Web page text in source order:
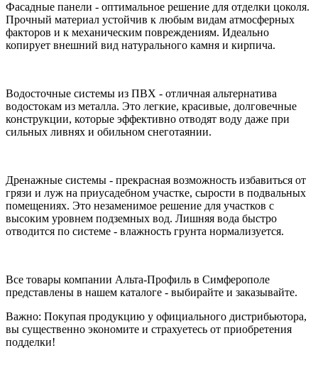
Фасадные панели - оптимальное решение для отделки цоколя.
Прочный материал устойчив к любым видам атмосферных
факторов и к механическим повреждениям. Идеально
копирует внешний вид натурального камня и кирпича.
Водосточные системы из ПВХ - отличная альтернатива
водостокам из металла. Это легкие, красивые, долговечные
конструкции, которые эффективно отводят воду даже при
сильных ливнях и обильном снеготаянии.
Дренажные системы - прекрасная возможность избавиться от
грязи и луж на приусадебном участке, сырости в подвальных
помещениях. Это незаменимое решение для участков с
высоким уровнем подземных вод. Лишняя вода быстро
отводится по системе - влажность грунта нормализуется.
Все товары компании Альта-Профиль в Симферополе
представлены в нашем каталоге - выбирайте и заказывайте.
Важно: Покупая продукцию у официального дистрибьютора,
вы существенно экономите и страхуетесь от приобретения
подделки!